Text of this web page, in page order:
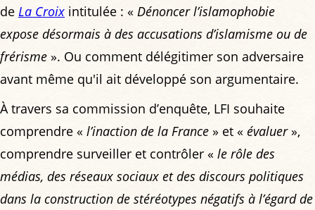
de La Croix intitulée : « Dénoncer l’islamophobie
expose désormais à des accusations d’islamisme ou de
frérisme ». Ou comment délégitimer son adversaire
avant même qu'il ait développé son argumentaire.
À travers sa commission d’enquête, LFI souhaite
comprendre « l’inaction de la France » et « évaluer»,
comprendre surveiller et contrôler « le rôle des
médias, des réseaux sociaux et des discours politiques
dans la construction de stéréotypes négatifs à l’égard de